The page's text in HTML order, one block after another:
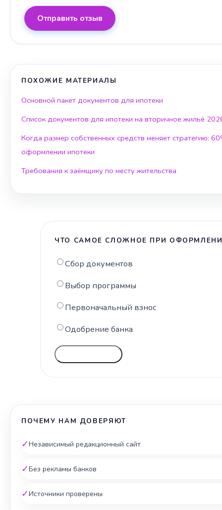
Отправить отзыв
ПОХОЖИЕ МАТЕРИАЛЫ
Основной пакет документов для ипотеки
Список документов для ипотеки на вторичное жильё
Когда размер собственных средств меняет стратегию:
оформлении ипотеки
Требования к заёмщику по месту жительства
ЧТО САМОЕ СЛОЖНОЕ ПРИ
Сбор документов
Выбор программы
Первоначальный взнос
Одобрение банка
ПОЧЕМУ НАМ ДОВЕРЯЮТ
✓Независимый редакционный сайт
✓Без рекламы банков
✓Источники проверены